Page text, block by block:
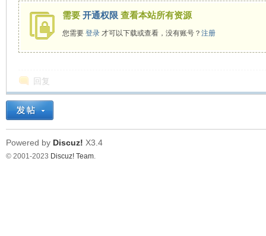
需要 开通权限 查看本站所有资源
您需要 登录才可以下载或查看，没有账号？ 注册
回复
Powered by Discuz! X3.4
© 2001-2023 Discuz! Team.